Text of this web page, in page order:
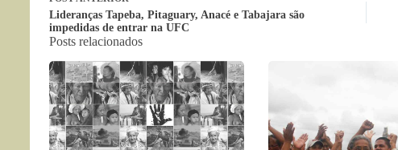
Lideranças Tapeba, Pitaguary, Anacé e Tabajara são
impedidas de entrar na UFC
Posts relacionados